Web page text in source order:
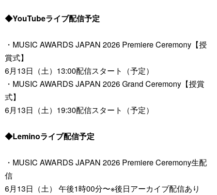
◆YouTubeライブ配信予定
・MUSIC AWARDS JAPAN 2026 Premiere Ceremony【授
賞式】
6月13日（土）13:00配信スタート（予定）
・MUSIC AWARDS JAPAN 2026 Grand Ceremony【授賞
式】
6月13日（土）19:30配信スタート（予定）
◆Leminoライブ配信予定
・MUSIC AWARDS JAPAN 2026 Premiere Ceremony生配
信
6月13日（土） 午後1時00分〜※後日アーカイブ配信あり